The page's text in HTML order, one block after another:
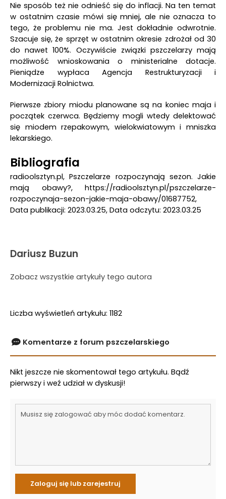
Nie sposób też nie odnieść się do inflacji. Na ten temat
w ostatnim czasie mówi się mniej, ale nie oznacza to
tego, że problemu nie ma. Jest dokładnie odwrotnie.
Szacuje się, że sprzęt w ostatnim okresie zdrożał od 30
do nawet 100%. Oczywiście związki pszczelarzy mają
możliwość wnioskowania o ministerialne dotacje.
Pieniądze wypłaca Agencja Restrukturyzacji i
Modernizacji Rolnictwa.
Pierwsze zbiory miodu planowane są na koniec maja i
początek czerwca. Będziemy mogli wtedy delektować
się miodem rzepakowym, wielokwiatowym i mniszka
lekarskiego.
Bibliografia
radioolsztyn.pl, Pszczelarze rozpoczynają sezon. Jakie
mają obawy?, https://radioolsztyn.pl/pszczelarze-
rozpoczynaja-sezon-jakie-maja-obawy/01687752,
Data publikacji: 2023.03.25, Data odczytu: 2023.03.25
Dariusz Buzun
Zobacz wszystkie artykuły tego autora
Liczba wyświetleń artykułu: 1182
Komentarze z forum pszczelarskiego
Nikt jeszcze nie skomentował tego artykułu. Bądź
pierwszy i weź udział w dyskusji!